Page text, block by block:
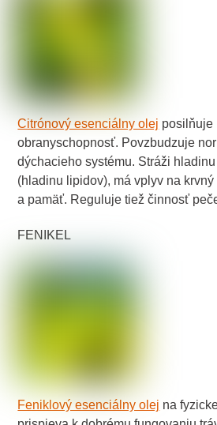
Citrónový esenciálny olej posilňuje
obranyschopnosť. Povzbudzuje
dýchacieho systému. Stráži
(hladinu lipidov), má vplyv na
a pamäť. Reguluje tiež činnosť
FENIKEL
Feniklový esenciálny olej na